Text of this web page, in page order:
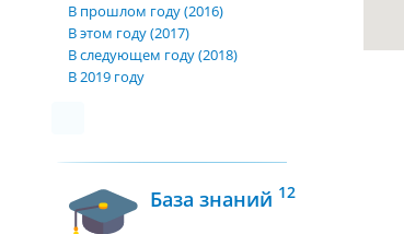
В прошлом году (2016)
В этом году (2017)
В следующем году (2018)
В 2019 году
База знаний 12